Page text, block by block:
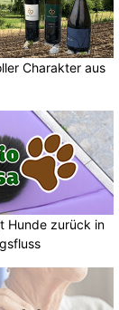
Charakter aus
Hunde zurück in